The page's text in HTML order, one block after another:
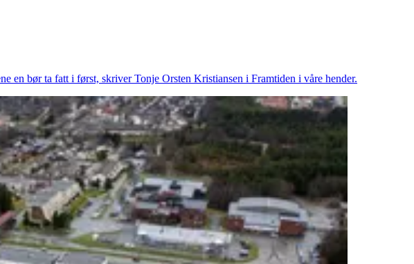
bør ta fatt i først, skriver Tonje Orsten Kristiansen i Framtiden i våre hender.